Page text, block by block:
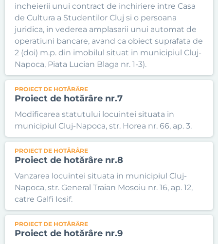
incheierii unui contract de inchiriere intre Casa
de Cultura a Studentilor Cluj si o persoana
juridica, in vederea amplasarii unui automat de
operatiuni bancare, avand ca obiect suprafata de
2 (doi) m.p. din imobilul situat in municipiul Cluj-
Napoca, Piata Lucian Blaga nr. 1-3).
PROIECT DE HOTĂRÂRE
Proiect de hotărâre nr.7
Modificarea statutului locuintei situata in
municipiul Cluj-Napoca, str. Horea nr. 66, ap. 3.
PROIECT DE HOTĂRÂRE
Proiect de hotărâre nr.8
Vanzarea locuintei situata in municipiul Cluj-
Napoca, str. General Traian Mosoiu nr. 16, ap. 12,
catre Galfi Iosif.
PROIECT DE HOTĂRÂRE
Proiect de hotărâre nr.9